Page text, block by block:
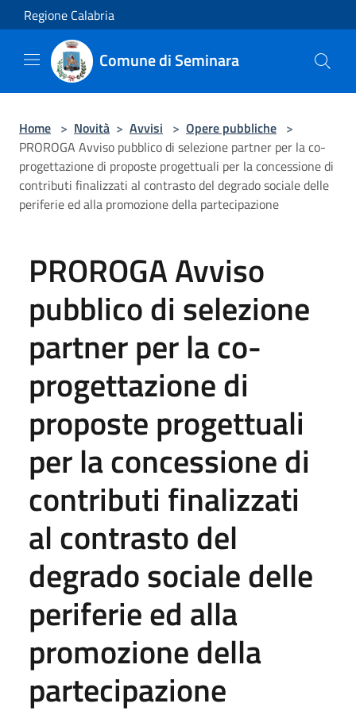
Salta al contenuto principale
Regione Calabria
Comune di Seminara
Home > Novità > Avvisi > Opere pubbliche >
PROROGA Avviso pubblico di selezione partner per la co-
progettazione di proposte progettuali per la concessione di
contributi finalizzati al contrasto del degrado sociale delle
periferie ed alla promozione della partecipazione
PROROGA Avviso
pubblico di selezione
partner per la co-
progettazione di
proposte progettuali
per la concessione di
contributi finalizzati
al contrasto del
degrado sociale delle
periferie ed alla
promozione della
partecipazione